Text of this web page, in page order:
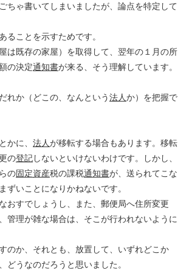
ちゃ書いてしまいましたが、論点を特定して
ることを示すためです。
は既存の家屋）を取得して、翌年の１月の所
の決定通知書が来る、そう理解しています。
れか（どこの、なんという法人か）を把握で
かに、 法人が移転する場合もあります。移転
の登記しないといけないわけです。しかし、
の固定資産税の課税通知書が、送られてこな
いことになりかねないです。
おすでしょうし、また、郵便局へ住所変更
管理が雑な場合は、そこが行われないように
のか、それとも、放置して、いずれどこか
うなのだろうと思いました。